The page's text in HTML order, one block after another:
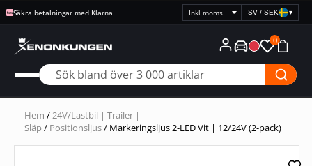
Säkra betalningar med Klarna
Välj
prisvisning
SV / SEK ▾
0
Hem /24V/Lastbil | Trailer |
Släp/ Positionsljus/ Markeringsljus 2-LED Vit | 12/24V (2-pack)